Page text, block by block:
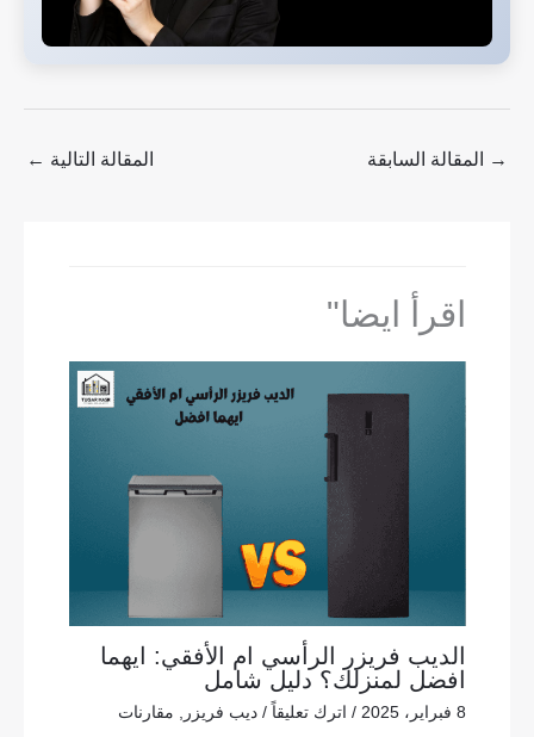
→ المقالة السابقة المقالة التالية ←
اقرأ ايضا"
الديب فريزر الرأسي ام الأفقي: ايهما
افضل لمنزلك؟ دليل شامل
8 فبراير، 2025 / اترك تعليقاً /ديب فريزر , مقارنات